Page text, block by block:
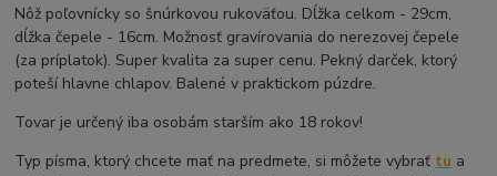
Nôž poľovnícky so šnúrkovou rukoväťou. Dĺžka celkom - 29cm,
dĺžka čepele - 16cm. Možnosť gravírovania do nerezovej čepele
(za príplatok). Super kvalita za super cenu. Pekný darček, ktorý
poteší hlavne chlapov. Balené v praktickom púzdre.
Tovar je určený iba osobám starším ako 18 rokov!
Typ písma, ktorý chcete mať na predmete, si môžete vybrať tu a